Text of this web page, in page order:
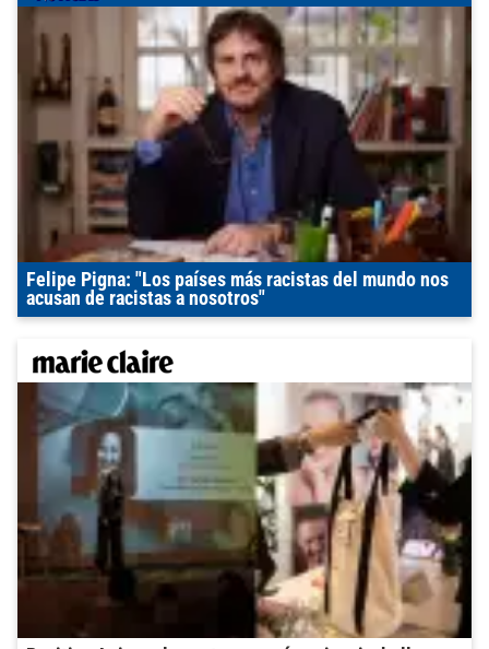
Felipe Pigna: "Los países más racistas del mundo nos
acusan de racistas a nosotros"